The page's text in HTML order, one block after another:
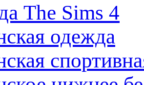
The Sims 4
одежда